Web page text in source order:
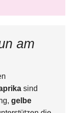
am
sind
gelbe